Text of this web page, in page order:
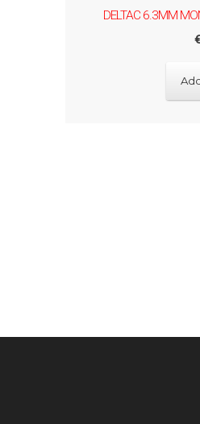
DELTAC 6.3MM
€